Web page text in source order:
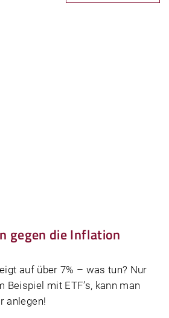
gegen die Inflation
auf über 7% – was tun? Nur
Beispiel mit ETF’s, kann man
anlegen!